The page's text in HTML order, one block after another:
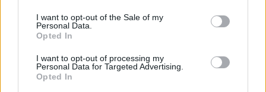
I want to opt-out of the Sale of my
Personal Data.
Opted In
I want to opt-out of processing my
Personal Data for Targeted Advertising.
Opted In
Η Bentley γιορτάζει 100 χρόνια με μια
Mulsanne W.O. Edition